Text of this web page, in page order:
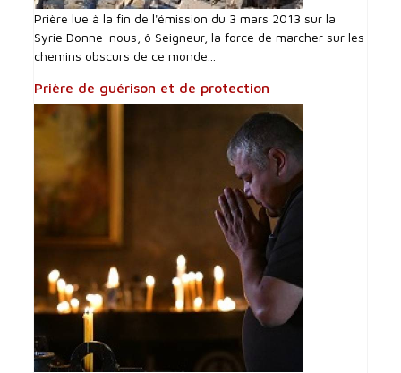
Prière lue à la fin de l'émission du 3 mars 2013 sur la
Syrie Donne-nous, ô Seigneur, la force de marcher sur les
chemins obscurs de ce monde...
Prière de guérison et de protection